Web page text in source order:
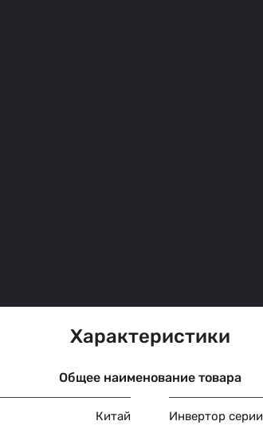
Характеристики
Общее наименование товара
Китай Инвертор серии